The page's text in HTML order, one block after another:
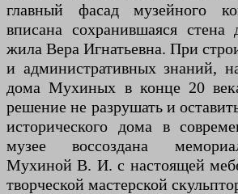
главный фасад музейного
вписана сохранившаяся
жила Вера Игнатьевна. При
и административных знаний,
дома Мухиных в конце 20
решение не разрушать и
исторического дома в
музее воссоздана
Мухиной В. И. с настоящей
творческой мастерской